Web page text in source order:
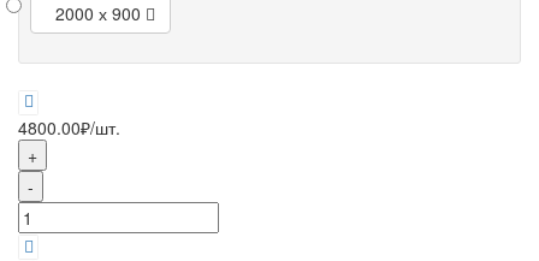
2000 х 900
4800.00₽/шт.
+
-